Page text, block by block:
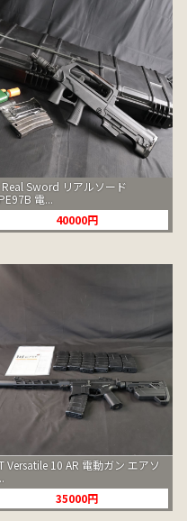
Real Sword リアルソード
電...
40000円
Versatile 10 AR 電動ガン エアソ
35000円